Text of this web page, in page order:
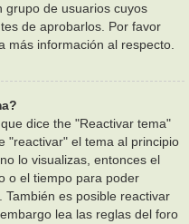
grupo de usuarios cuyos
de aprobarlos. Por favor
más información al respecto.
dice the "Reactivar tema"
"reactivar" el tema al principio
lo visualizas, entonces el
o el tiempo para poder
es posible reactivar
lea las reglas del foro